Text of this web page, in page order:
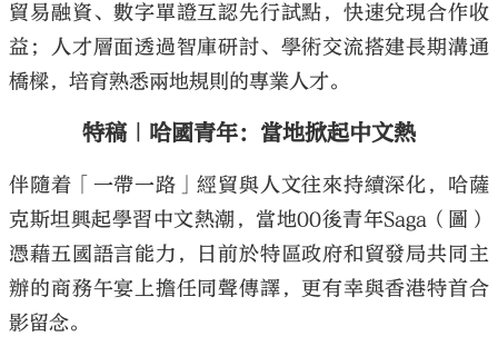
貿易融資、數字單證互認先行試點，快速兌現合作收
益；人才層面透過智庫研討、學術交流搭建長期溝通
橋樑，培育熟悉兩地規則的專業人才。
特稿｜哈國青年：當地掀起中文熱
伴隨着「一帶一路」經貿與人文往來持續深化，哈薩
克斯坦興起學習中文熱潮，當地00後青年Saga（圖）
憑藉五國語言能力，日前於特區政府和貿發局共同主
辦的商務午宴上擔任同聲傳譯，更有幸與香港特首合
影留念。